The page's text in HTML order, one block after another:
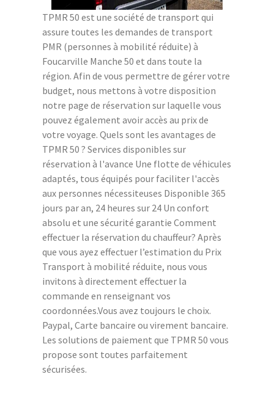
TPMR 50 est une société de transport qui
assure toutes les demandes de transport
PMR (personnes à mobilité réduite) à
Foucarville Manche 50 et dans toute la
région. Afin de vous permettre de gérer votre
budget, nous mettons à votre disposition
notre page de réservation sur laquelle vous
pouvez également avoir accès au prix de
votre voyage. Quels sont les avantages de
TPMR 50 ? Services disponibles sur
réservation à l'avance Une flotte de véhicules
adaptés, tous équipés pour faciliter l'accès
aux personnes nécessiteuses Disponible 365
jours par an, 24 heures sur 24 Un confort
absolu et une sécurité garantie Comment
effectuer la réservation du chauffeur? Après
que vous ayez effectuer l’estimation du Prix
Transport à mobilité réduite, nous vous
invitons à directement effectuer la
commande en renseignant vos
coordonnées.Vous avez toujours le choix.
Paypal, Carte bancaire ou virement bancaire.
Les solutions de paiement que TPMR 50 vous
propose sont toutes parfaitement
sécurisées.